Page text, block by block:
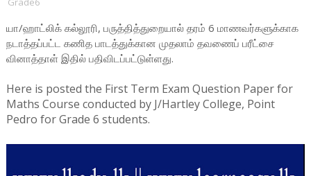
யா/ஹாட்லிக் கல்லூரி, பருத்தித்துறையால் தரம் 6 மாணவர்களுக்காக
நடாத்தப்பட்ட கணித பாடத்துக்கான முதலாம் தவணைப் பரீட்சை
வினாத்தாள் இதில் பதிவிடப்பட்டுள்ளது.
Here is posted the First Term Exam Question Paper for
Maths Course conducted by J/Hartley College, Point
Pedro for Grade 6 students.